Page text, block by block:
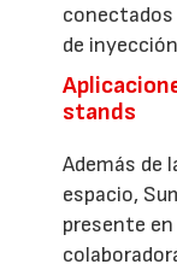
conectados
de
stands
Además de
espacio,
presente